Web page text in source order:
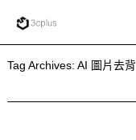
Tag Archives: AI 圖片去背